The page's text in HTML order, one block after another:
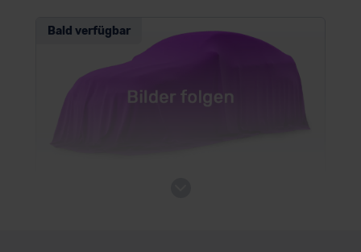
Bald verfügbar